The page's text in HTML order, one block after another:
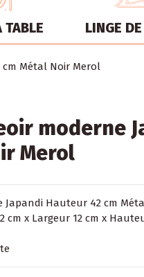
TABLE LINGE
Métal Noir Merol
moderne
Merol
Japandi Hauteur 42 cm
cm x Largeur 12 cm x